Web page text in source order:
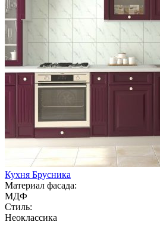
Кухня Брусника
Материал фасада:
МДФ
Стиль:
Неоклассика